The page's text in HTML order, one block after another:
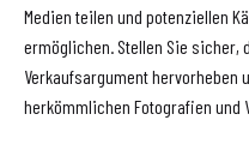
Medien teilen und potenziellen
ermöglichen. Stellen Sie
Verkaufsargument hervorheben
herkömmlichen Fotografien und